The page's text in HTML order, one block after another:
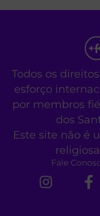
Todos os
esforço
por membros
dos
Este site não é
Fale